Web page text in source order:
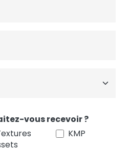
vous recevoir ?
KMP